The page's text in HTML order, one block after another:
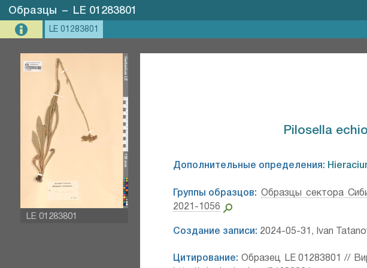
Образцы – LE 01283801
LE 01283801
LE 01283801
Pilosella
Дополнительные определения:
Группы образцов: Образцы сектора
2021-1056
Создание записи: 2024-05-31, Ivan
Цитирование: Образец LE 01283801 //